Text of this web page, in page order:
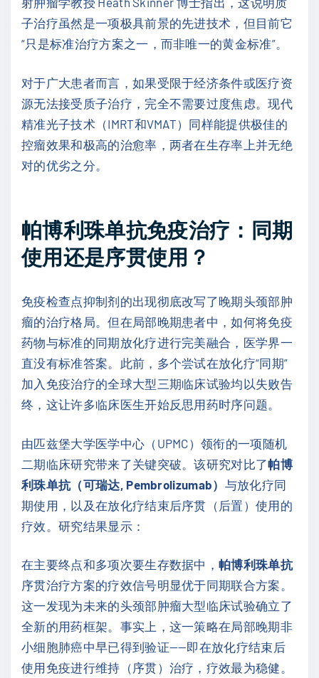
子治疗虽然是一项极具前景的先进技术，但目前它
“只是标准治疗方案之一，而非唯一的黄金标准”。
对于广大患者而言，如果受限于经济条件或医疗资
源无法接受质子治疗，完全不需要过度焦虑。现代
精准光子技术（IMRT和VMAT）同样能提供极佳的
控瘤效果和极高的治愈率，两者在生存率上并无绝
对的优劣之分。
帕博利珠单抗免疫治疗：同期
使用还是序贯使用？
免疫检查点抑制剂的出现彻底改写了晚期头颈部肿
瘤的治疗格局。但在局部晚期患者中，如何将免疫
药物与标准的同期放化疗进行完美融合，医学界一
直没有标准答案。此前，多个尝试在放化疗“同期”
加入免疫治疗的全球大型三期临床试验均以失败告
终，这让许多临床医生开始反思用药时序问题。
由匹兹堡大学医学中心（UPMC）领衔的一项随机
二期临床研究带来了关键突破。该研究对比了帕博
利珠单抗（可瑞达, Pembrolizumab） 与放化疗同
期使用，以及在放化疗结束后序贯（后置）使用的
疗效。研究结果显示：
在主要终点和多项次要生存数据中，帕博利珠单抗
序贯治疗方案的疗效信号明显优于同期联合方案。
这一发现为未来的头颈部肿瘤大型临床试验确立了
全新的用药框架。事实上，这一策略在局部晚期非
小细胞肺癌中早已得到验证——即在放化疗结束后
使用免疫进行维持（序贯）治疗，疗效最为稳健。